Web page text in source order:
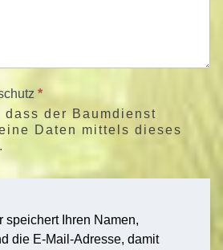
*
dass der Baumdienst
Daten mittels dieses
speichert Ihren Namen,
die E-Mail-Adresse, damit